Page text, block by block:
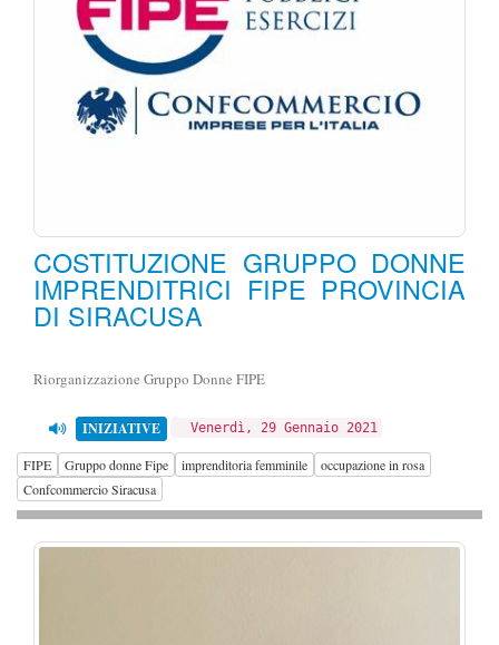
COSTITUZIONE GRUPPO DONNE
IMPRENDITRICI FIPE PROVINCIA
DI SIRACUSA
Riorganizzazione Gruppo Donne FIPE
INIZIATIVE Venerdì, 29 Gennaio 2021
FIPE Gruppo donne Fipe imprenditoria femminile
occupazione in rosa
Confcommercio Siracusa